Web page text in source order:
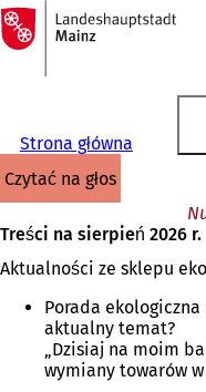
Przejdź do treści
Do
strony
głównej
Strona główna
czytać na głos
Treści na sierpień 2026 r.
Aktualności ze sklepu
Porada
aktualny temat?
„Dzisiaj na moim
wymiany towarów